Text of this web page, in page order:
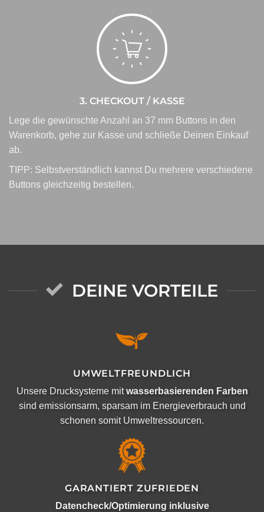
3. CHECKOUT / KASSE
Lege die gewünschte Anzahl an 37 mm Buttons in den
Warenkorb, gehe zur Kasse und schließe Deinen Einkauf
ab.
TIPP: Selbstverständlich kannst Du mehrere verschiedene
Buttons gleichzeitig bestellen.
DEINE VORTEILE
UMWELTFREUNDLICH
Unsere Drucksysteme mitwasserbasierenden Farben
sind emissionsarm, sparsam im Energieverbrauch und
schonen somit Umweltressourcen.
GARANTIERT ZUFRIEDEN
Datencheck/Optimierung inklusive